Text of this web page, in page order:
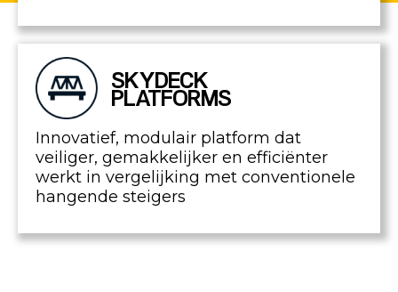
SKYDECK
PLATFORMS
Innovatief, modulair platform dat
veiliger, gemakkelijker en efficiënter
werkt in vergelijking met conventionele
hangende steigers